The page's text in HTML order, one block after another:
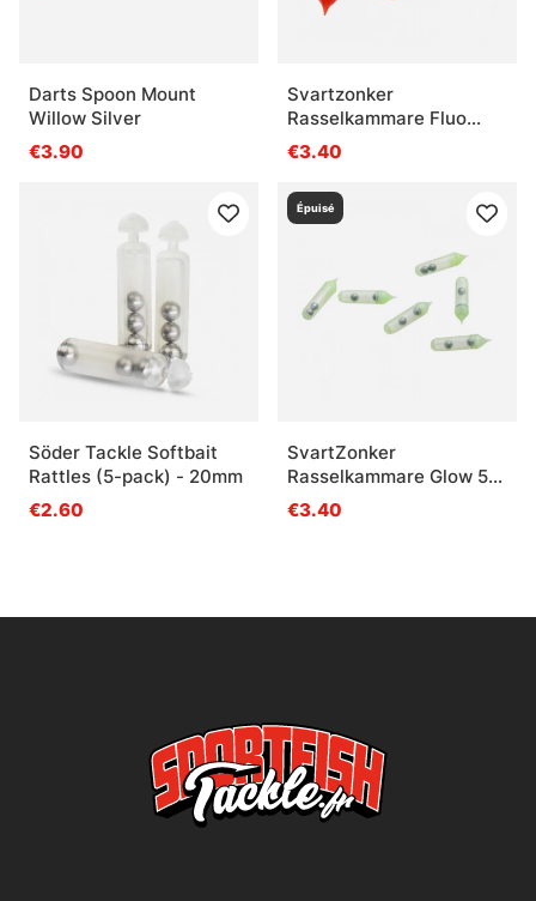
Darts Spoon Mount
Willow Silver
€3.90
Svartzonker
Rasselkammare Fluo
Orange 5-Pack
€3.40
Söder Tackle Softbait
Rattles (5-pack) - 20mm
€2.60
Épuisé
SvartZonker
Rasselkammare Glow 5-
pack
€3.40